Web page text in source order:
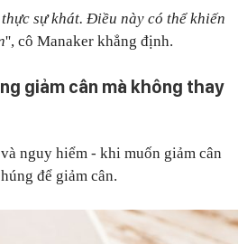
sự khát. Điều này có thể khiến
'', cô Manaker khẳng định.
giảm cân mà không thay
nguy hiểm - khi muốn giảm cân
để giảm cân.